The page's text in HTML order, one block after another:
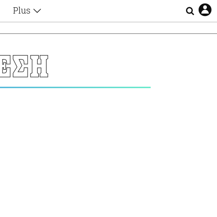
Plus
Αφιερώματα
Ζώδια